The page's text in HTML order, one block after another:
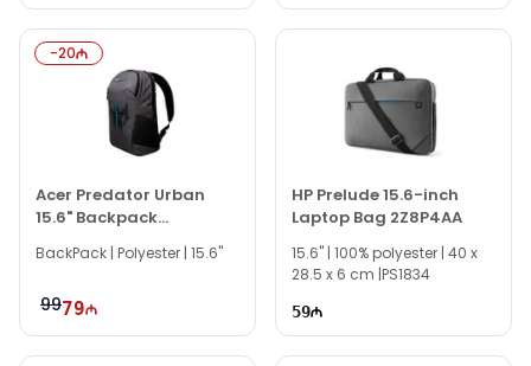
-20
Acer Predator Urban
15.6" Backpack
GP.BAG11.027
BackPack | Polyester | 15.6"
9979
HP Prelude 15.6-inch
Laptop Bag 2Z8P4AA
15.6" | 100% polyester | 40 x
28.5 x 6 cm |PS1834
59